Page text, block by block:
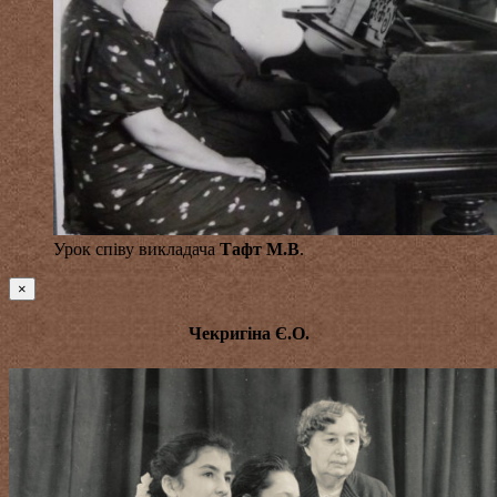
Урок співу викладача Тафт М.В.
×
Чекригіна Є.О.